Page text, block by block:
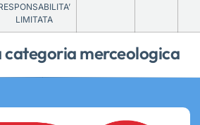
categoria merceologica
LIMITATA